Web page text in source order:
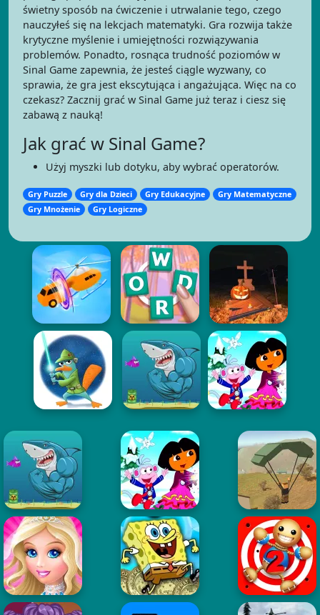
świetny sposób na ćwiczenie i utrwalanie tego, czego
nauczyłeś się na lekcjach matematyki. Gra rozwija także
krytyczne myślenie i umiejętności rozwiązywania
problemów. Ponadto, rosnąca trudność poziomów w
Sinal Game zapewnia, że jesteś ciągle wyzwany, co
sprawia, że gra jest ekscytująca i angażująca. Więc na co
czekasz? Zacznij grać w Sinal Game już teraz i ciesz się
zabawą z nauką!
Jak grać w Sinal Game?
Użyj myszki lub dotyku, aby wybrać operatorów.
Gry Puzzle Gry dla Dzieci Gry Edukacyjne
Gry Matematyczne
Gry Mnożenie
Gry Logiczne